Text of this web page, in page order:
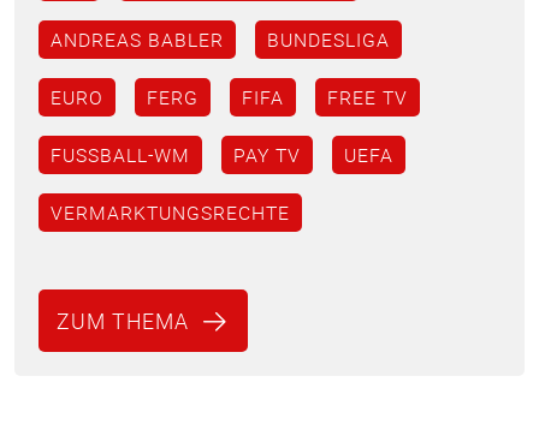
ANDREAS BABLER BUNDESLIGA
EURO FERG FIFA FREE TV
FUSSBALL-WM PAY TV UEFA
VERMARKTUNGSRECHTE
ZUM THEMA